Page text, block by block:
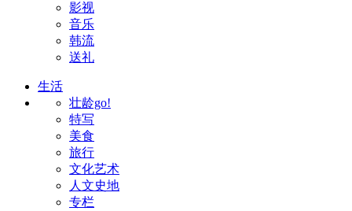
影视
音乐
韩流
送礼
生活
壮龄go!
特写
美食
旅行
文化艺术
人文史地
专栏